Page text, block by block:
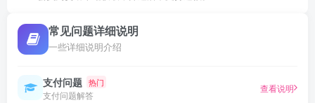
常见问题详细说明
一些详细说明介绍
支付问题 热门
支付问题解答
查看说明